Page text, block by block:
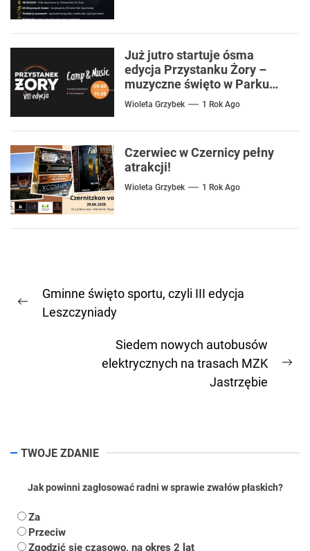
Już jutro startuje ósma
edycja Przystanku Żory –
muzyczne święto w Parku
Cegielnia
Wioleta Grzybek 1 Rok Ago
Czerwiec w Czernicy pełny
atrakcji!
Wioleta Grzybek 1 Rok Ago
wpisu
Previous
Gminne święto sportu, czyli III edycja
Leszczyniady
Siedem nowych autobusów
elektrycznych na trasach MZK
Jastrzębie
TWOJE ZDANIE
Jak powinni zagłosować radni w sprawie zwałów płaskich?
Za
Przeciw
Zgodzić się czasowo, na okres 2 lat